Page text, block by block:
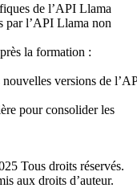
de l’API Llama
par l’API Llama non
la formation :
versions de
pour consolider les
Tous droits réservés.
aux droits d’auteur.